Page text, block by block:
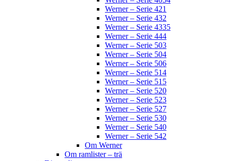
Werner – Serie 421
Werner – Serie 432
Werner – Serie 4335
Werner – Serie 444
Werner – Serie 503
Werner – Serie 504
Werner – Serie 506
Werner – Serie 514
Werner – Serie 515
Werner – Serie 520
Werner – Serie 523
Werner – Serie 527
Werner – Serie 530
Werner – Serie 540
Werner – Serie 542
Om Werner
Om ramlister – trä